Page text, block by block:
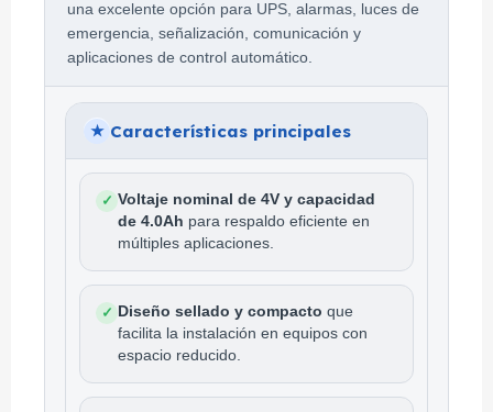
una excelente opción para UPS, alarmas, luces de
emergencia, señalización, comunicación y
aplicaciones de control automático.
★ Características principales
✓ Voltaje nominal de 4V y capacidad
de 4.0Ah para respaldo eficiente en
múltiples aplicaciones.
✓ Diseño sellado y compacto que
facilita la instalación en equipos con
espacio reducido.